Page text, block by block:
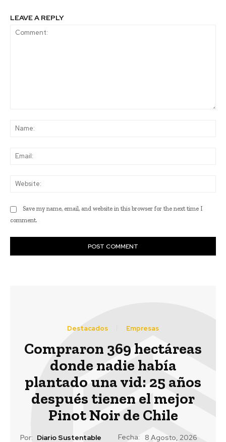
LEAVE A REPLY
Save my name, email, and website in this browser for the next time I
comment.